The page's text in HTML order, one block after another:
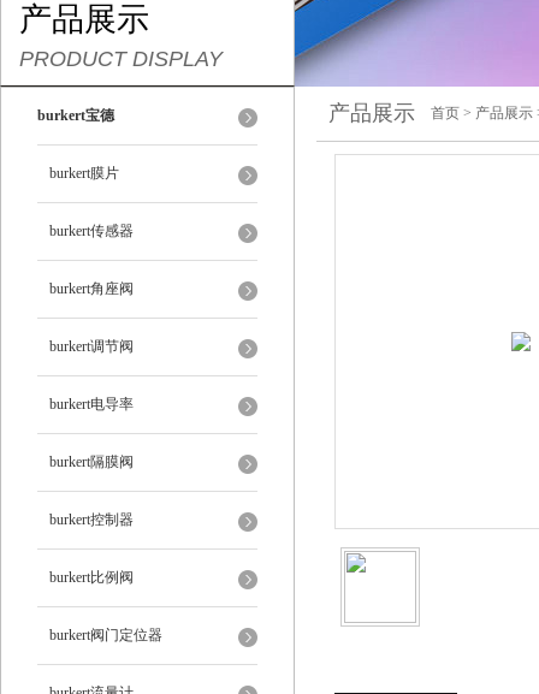
产品展示
PRODUCT DISPLAY
burkert宝德
burkert膜片
burkert传感器
burkert角座阀
burkert调节阀
burkert电导率
burkert隔膜阀
burkert控制器
burkert比例阀
burkert阀门定位器
产品展示 首页 > 产品展示